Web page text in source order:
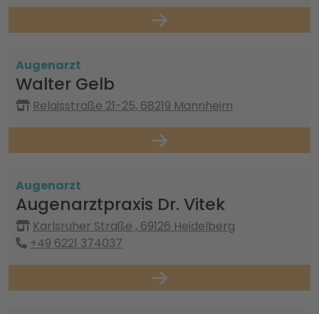
Augenarzt
Walter Gelb
Relaisstraße 21-25, 68219 Mannheim
Augenarzt
Augenarztpraxis Dr. Vitek
Karlsruher Straße , 69126 Heidelberg
+49 6221 374037